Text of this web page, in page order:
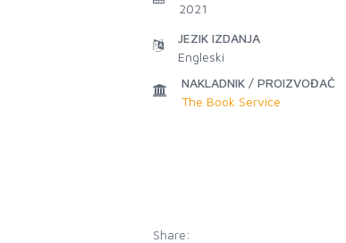
2021
JEZIK IZDANJA
Engleski
NAKLADNIK / PROIZVOĐAČ
The Book Service
Share: